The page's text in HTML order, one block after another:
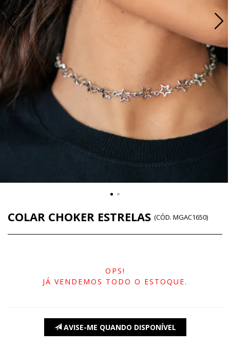
COLAR CHOKER ESTRELAS (CÓD. MGAC1650)
OPS!
JÁ VENDEMOS TODO O ESTOQUE.
AVISE-ME QUANDO DISPONÍVEL